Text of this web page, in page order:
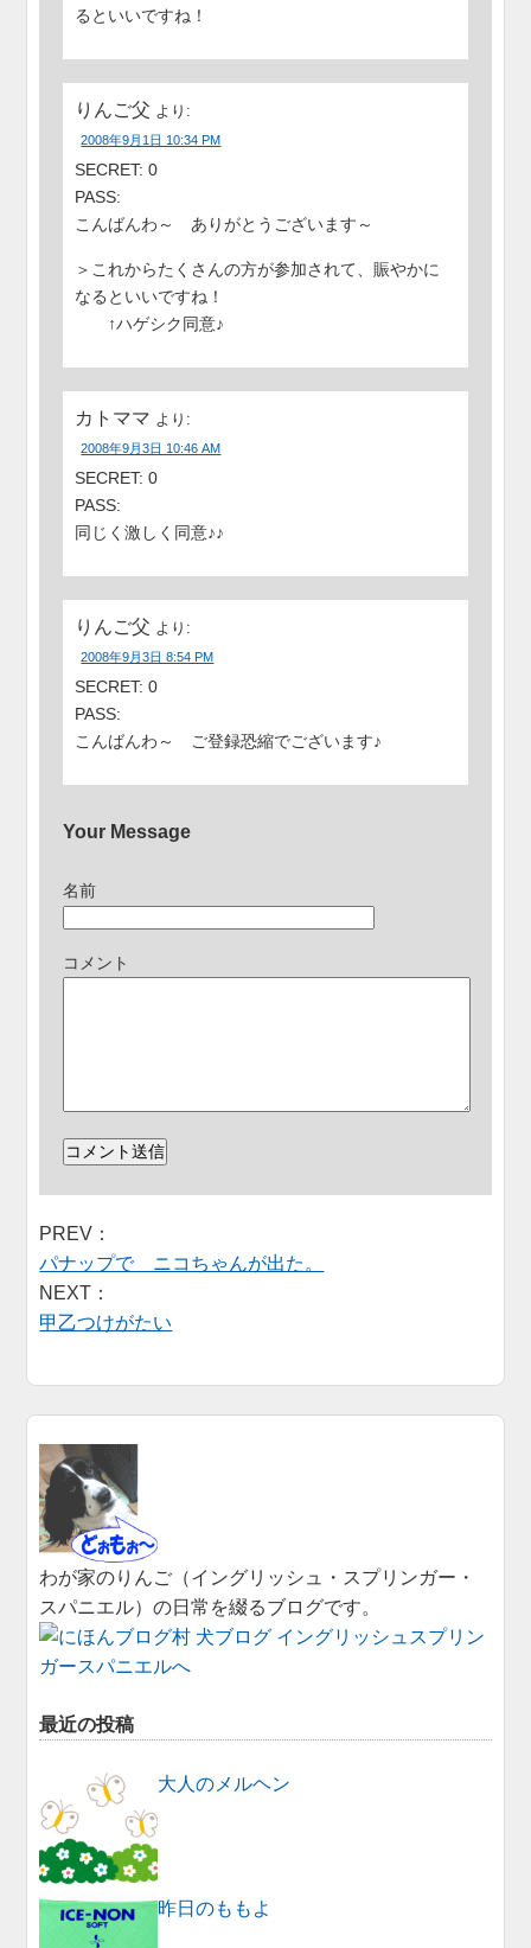
るといいですね！
りんご父 より:
2008年9月1日 10:34 PM
SECRET: 0
PASS:
こんばんわ～ ありがとうございます～
＞これからたくさんの方が参加されて、賑やかに
なるといいですね！
↑ハゲシク同意♪
カトママ より:
2008年9月3日 10:46 AM
SECRET: 0
PASS:
同じく激しく同意♪♪
りんご父 より:
2008年9月3日 8:54 PM
SECRET: 0
PASS:
こんばんわ～ ご登録恐縮でございます♪
Your Message
名前
コメント
PREV：
パナップで ニコちゃんが出た。
NEXT：
甲乙つけがたい
わが家のりんご（イングリッシュ・スプリンガー・
スパニエル）の日常を綴るブログです。
最近の投稿
大人のメルヘン
昨日のももよ